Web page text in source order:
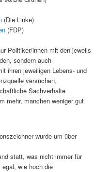
(Die Linke)
(FDP)
Politiker/innen mit den jeweils
sondern auch
ihren jeweiligen Lebens- und
versuchen,
Sachverhalte
mehr, manchen weniger gut
wurde um über
statt, was nicht immer für
wie hoch die